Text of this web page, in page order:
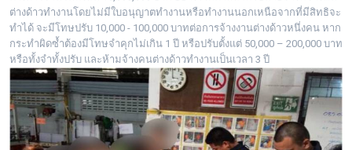
ต่างด้าวทำงานโดยไม่มีใบอนุญาตทำงานหรือทำงานนอกเหนือจากที่มีสิทธิจะ
ทำได้ จะมีโทษปรับ 10,000 - 100,000 บาทต่อการจ้างงานต่างด้าวหนึ่งคน หาก
กระทำผิดซ้ำต้องมีโทษจำคุกไม่เกิน 1 ปี หรือปรับตั้งแต่ 50,000 – 200,000 บาท
หรือทั้งจำทั้งปรับ และห้ามจ้างคนต่างด้าวทำงานเป็นเวลา 3 ปี